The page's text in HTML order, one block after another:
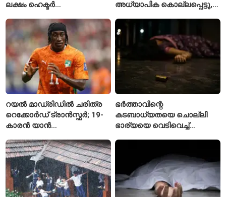
ലക്ഷം ഹെക്ടർ
അധ്യാപിക കൊല്ലപ്പെട്ടു,
റയൽ മാഡ്രിഡിൽ ചരിത്ര
റെക്കോർഡ് ട്രാൻസ്ഫർ; 19-
കാരൻ യാൻ
സ്വന്തമാക്കി സ്പാനിഷ്
വമ്പന്മാർ
ഭർത്താവിന്റെ
കടബാധ്യതയെ ചൊല്ലി
ഭാര്യയെ വെടിവെച്ച്
കൊലപാതകം